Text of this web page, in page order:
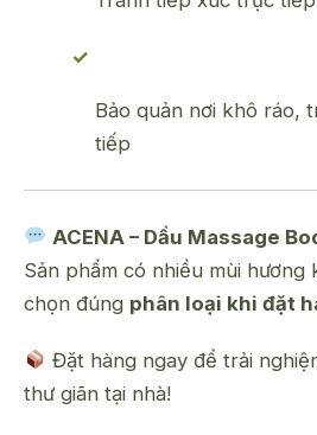
Bảo quản nơi khô ráo,
tiếp
ACENA – Dầu Massage
Sản phẩm có nhiều mùi hương
chọn đúng phân loại khi đặt
Đặt hàng ngay để trải
thư giãn tại nhà!